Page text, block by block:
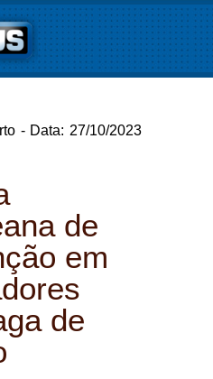
- Data: 27/10/2023
de
em
de